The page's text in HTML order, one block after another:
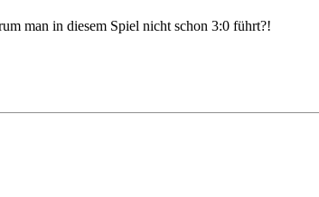
man in diesem Spiel nicht schon 3:0 führt?!